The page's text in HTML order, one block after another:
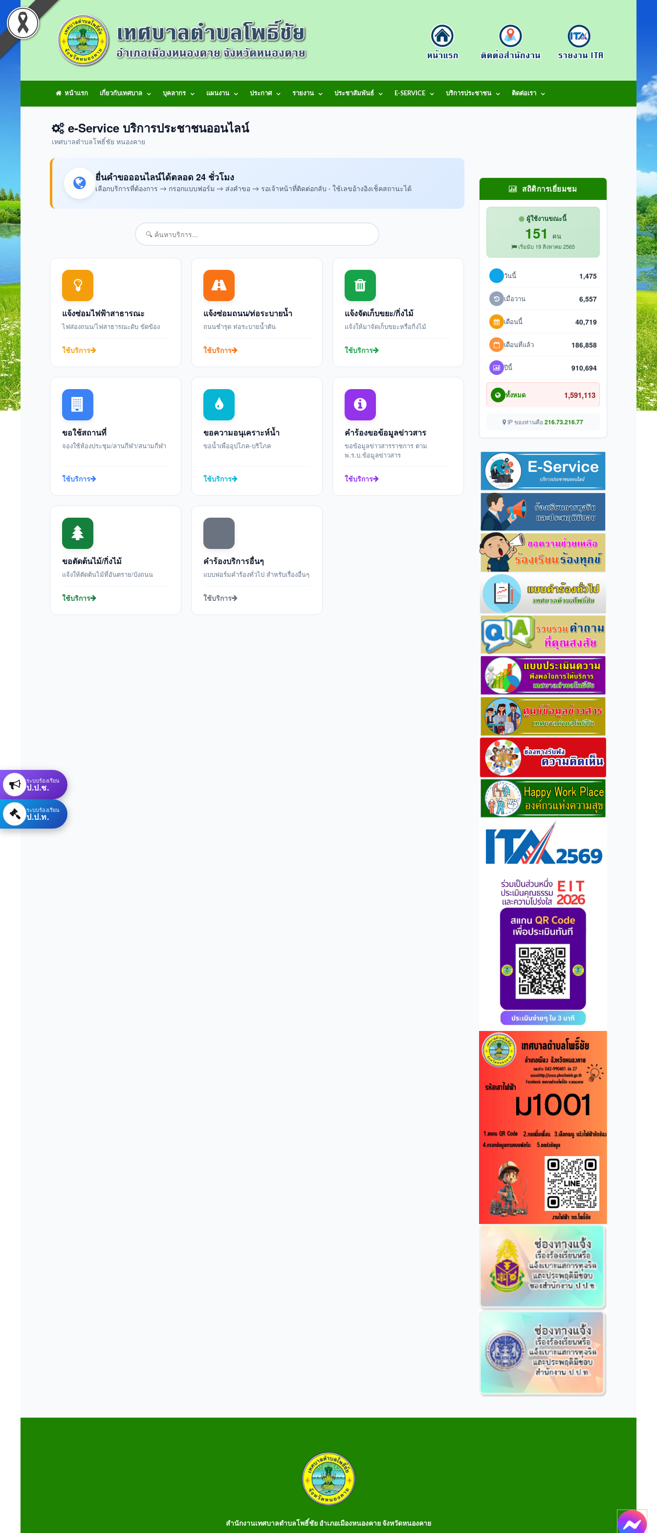
หน้าแรก เกี่ยวกับเทศบาล บุคลากร แผนงาน ประกาศ รายงาน ประชาสัมพันธ์ E-SERVICE บริการประชาชน ติดต่อเรา
e-Service บริการประชาชนออนไลน์
เทศบาลตำบลโพธิ์ชัย หนองคาย
ยื่นคำขอออนไลน์ได้ตลอด 24 ชั่วโมง
เลือกบริการที่ต้องการ → กรอกแบบฟอร์ม → ส่งคำขอ → รอเจ้าหน้าที่ติดต่อกลับ · ใช้เลขอ้างอิงเช็คสถานะได้
แจ้งซ่อมไฟฟ้าสาธารณะ
ไฟส่องถนน/ไฟสาธารณะดับ ขัดข้อง
ใช้บริการ
แจ้งซ่อมถนน/ท่อระบายน้ำ
ถนนชำรุด ท่อระบายน้ำตัน
ใช้บริการ
แจ้งจัดเก็บขยะ/กิ่งไม้
แจ้งให้มาจัดเก็บขยะหรือกิ่งไม้
ใช้บริการ
ขอใช้สถานที่
จองใช้ห้องประชุม/ลานกีฬา/สนามกีฬา
ใช้บริการ
ขอความอนุเคราะห์น้ำ
ขอน้ำเพื่ออุปโภค-บริโภค
ใช้บริการ
คำร้องขอข้อมูลข่าวสาร
ขอข้อมูลข่าวสารราชการ ตาม
พ.ร.บ.ข้อมูลข่าวสาร
ใช้บริการ
ขอตัดต้นไม้/กิ่งไม้
แจ้งให้ตัดต้นไม้ที่อันตราย/บังถนน
ใช้บริการ
คำร้องบริการอื่นๆ
แบบฟอร์มคำร้องทั่วไป สำหรับเรื่องอื่นๆ
ใช้บริการ
สถิติการเยี่ยมชม
ผู้ใช้งานขณะนี้
151 คน
เริ่มนับ 19 สิงหาคม 2565
วันนี้ 1,475
เมื่อวาน 6,557
เดือนนี้ 40,719
เดือนที่แล้ว 186,858
ปีนี้ 910,694
ทั้งหมด 1,591,113
IP ของท่านคือ216.73.216.77
สำนักงานเทศบาลตำบลโพธิ์ชัย อำเภอเมืองหนองคาย จังหวัดหนองคาย
ระบบร้องเรียน
ป.ป.ช.
ระบบร้องเรียน
ป.ป.ท.